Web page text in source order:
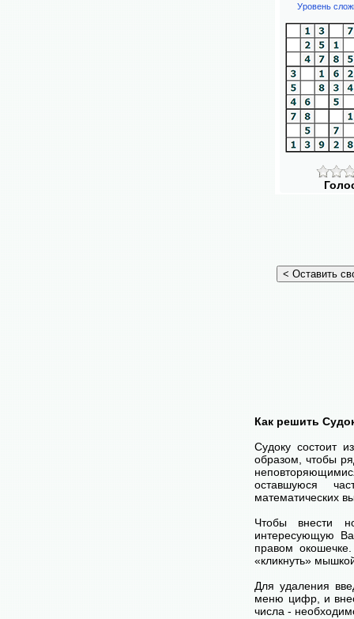
Уровень
Как решить
Судоку состоит
образом, чтобы
оставшуюся
математических
Чтобы внести
интересующую
правом
«кликнуть»
Для удаления
меню цифр, и
числа -